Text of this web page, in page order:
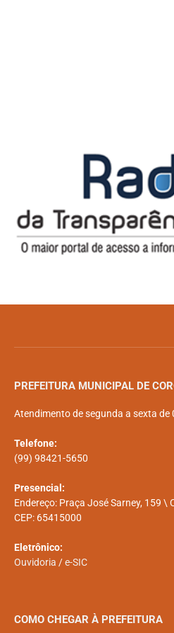
PREFEITURA MUNICIPAL DE
Atendimento de segunda a sexta de
Telefone:
(99) 98421-5650
Presencial:
Endereço: Praça José Sarney, 159 \
CEP: 65415000
Eletrônico:
Ouvidoria /e-SIC
COMO CHEGAR À PREFEITURA